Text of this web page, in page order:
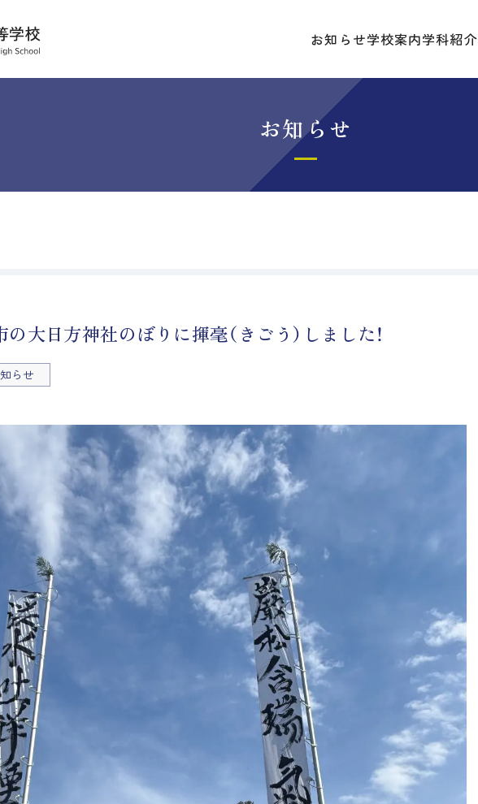
お知らせ学校案内学科紹介
お知らせ
大日方神社のぼりに揮毫（きごう）しました！
らせ